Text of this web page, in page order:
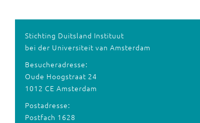
Stichting Duitsland Instituut
bei der Universiteit van Amsterdam
Besucheradresse:
Oude Hoogstraat 24
1012 CE Amsterdam
Postadresse:
Postfach 1628